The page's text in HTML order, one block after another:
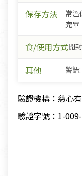
保存方法
常溫
完畢
食/使用方式開
其他 警語
驗證機構：慈心
驗證字號：1-